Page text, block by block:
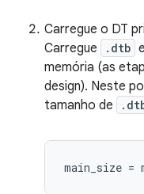
Carregue o DT
Carregue
.dtb e
memória (as
design). Neste
tamanho de
main_size =